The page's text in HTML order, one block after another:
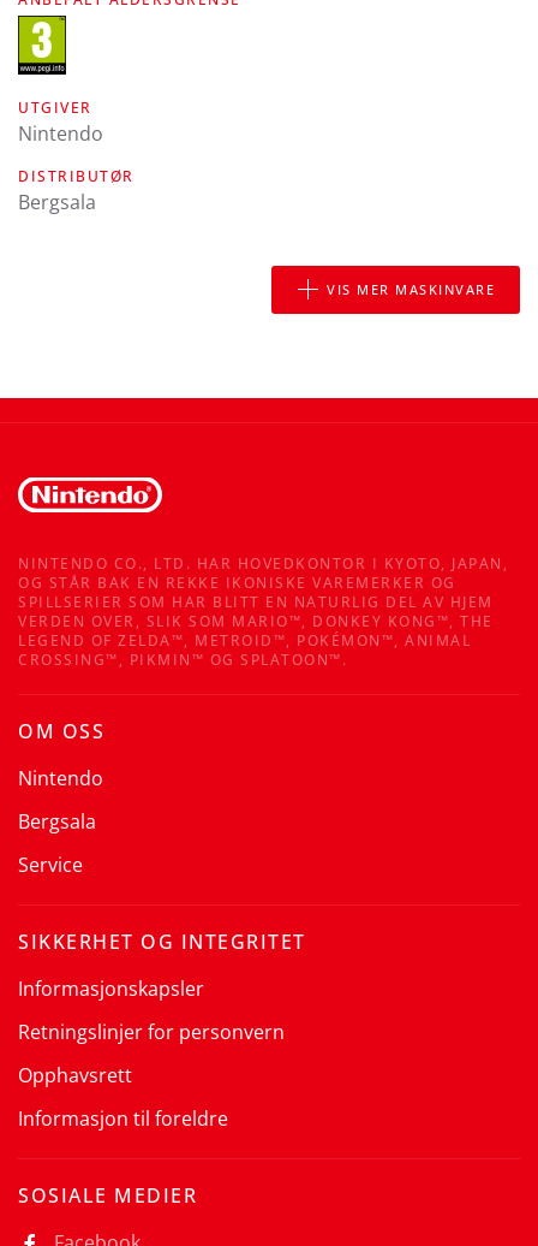
UTGIVER
Nintendo
DISTRIBUTØR
Bergsala
VIS MER MASKINVARE
NINTENDO CO., LTD. HAR HOVEDKONTOR I KYOTO, JAPAN,
OG STÅR BAK EN REKKE IKONISKE VAREMERKER OG
SPILLSERIER SOM HAR BLITT EN NATURLIG DEL AV HJEM
VERDEN OVER, SLIK SOM MARIO™, DONKEY KONG™, THE
LEGEND OF ZELDA™, METROID™, POKÉMON™, ANIMAL
CROSSING™, PIKMIN™ OG SPLATOON™.
OM OSS
Nintendo
Bergsala
Service
SIKKERHET OG INTEGRITET
Informasjonskapsler
Retningslinjer for personvern
Opphavsrett
Informasjon til foreldre
SOSIALE MEDIER